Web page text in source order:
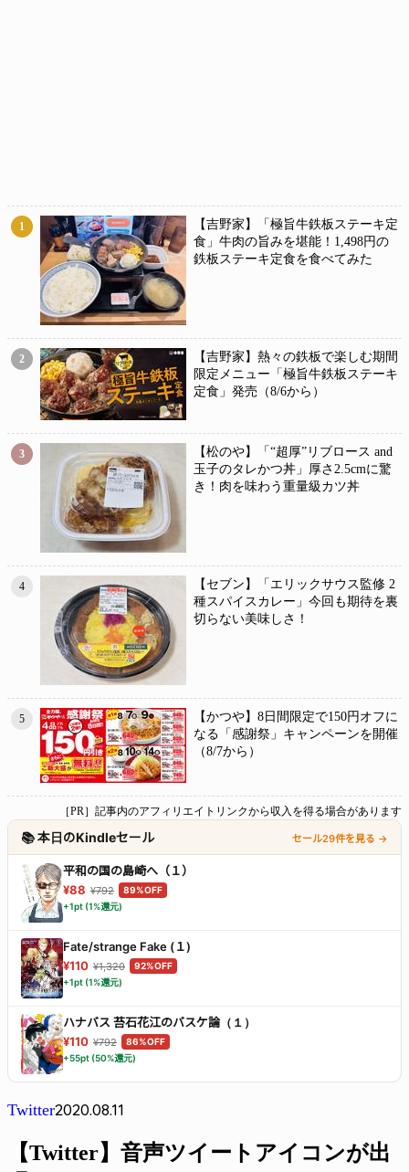
1
【吉野家】「極旨牛鉄板ステーキ定
食」牛肉の旨みを堪能！1,498円の
鉄板ステーキ定食を食べてみた
2
【吉野家】熱々の鉄板で楽しむ期間
限定メニュー「極旨牛鉄板ステーキ
定食」発売（8/6から）
3
【松のや】「“超厚”リブロース and
玉子のタレかつ丼」厚さ2.5cmに驚
き！肉を味わう重量級カツ丼
4
【セブン】「エリックサウス監修 2
種スパイスカレー」今回も期待を裏
切らない美味しさ！
5
【かつや】8日間限定で150円オフに
なる「感謝祭」キャンペーンを開催
（8/7から）
［PR］記事内のアフィリエイトリンクから収入を得る場合があります
📚 本日のKindleセール セール29件を見る →
平和の国の島崎へ（１）
¥88 ¥792
89%OFF
+1pt (1%還元)
Fate/strange Fake (１)
¥110 ¥1,320
92%OFF
+1pt (1%還元)
ハナバス 苔石花江のバスケ論（１）
¥110 ¥792
86%OFF
+55pt (50%還元)
Twitter2020.08.11
【Twitter】音声ツイートアイコンが出